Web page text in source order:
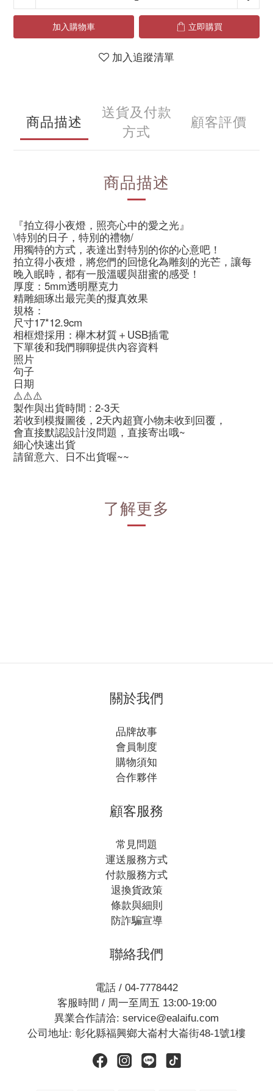
加入購物車 立即購買
加入追蹤清單
商品描述
送貨及付款
方式
顧客評價
商品描述
『拍立得小夜燈，照亮心中的愛之光』
\特別的日子，特別的禮物/
用獨特的方式，表達出對特別的你的心意吧！
拍立得小夜燈，將您們的回憶化為雕刻的光芒，讓每
晚入眠時，都有一股溫暖與甜蜜的感受！
厚度：5mm透明壓克力
精雕細琢出最完美的擬真效果
規格：
尺寸17*12.9cm
相框燈採用：櫸木材質＋USB插電
下單後和我們聊聊提供內容資料
照片
句子
日期
⚠️⚠️⚠️
製作與出貨時間 : 2-3天
若收到模擬圖後，2天內超寶小物未收到回覆，
會直接默認設計沒問題，直接寄出哦~
細心快速出貨
請留意六、日不出貨喔~~
了解更多
關於我們
品牌故事
會員制度
購物須知
合作夥伴
顧客服務
常見問題
運送服務方式
付款服務方式
退換貨政策
條款與細則
防詐騙宣導
聯絡我們
電話 / 04-7778442
客服時間 / 周一至周五 13:00-19:00
異業合作請洽: service@ealaifu.com
公司地址: 彰化縣福興鄉大崙村大崙街48-1號1樓